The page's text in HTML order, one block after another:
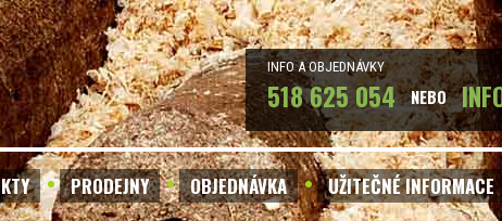
INFO A OBJEDNÁVKY
518 625 054 NEBO
PRODEJNY OBJEDNÁVKA UŽITEČNÉ INFORMACE